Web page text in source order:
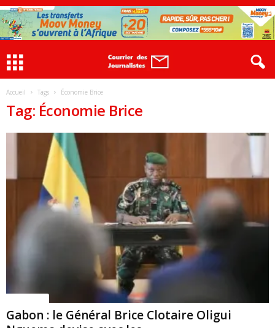
Accueil Tags Économie Brice
Tag: Économie Brice
Gabon : le Général Brice Clotaire Oligui